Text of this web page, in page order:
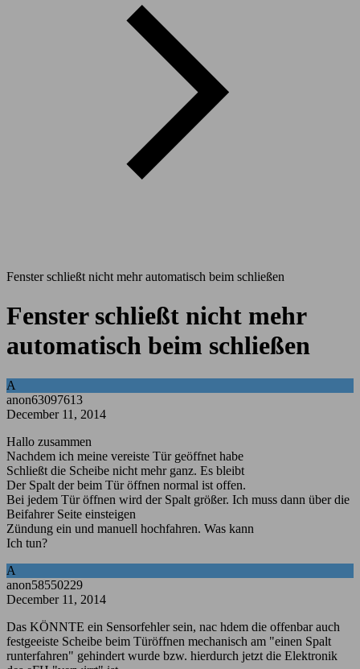
Fenster schließt nicht mehr automatisch beim schließen
Fenster schließt nicht mehr
automatisch beim schließen
A
anon63097613
December 11, 2014
Hallo zusammen
Nachdem ich meine vereiste Tür geöffnet habe
Schließt die Scheibe nicht mehr ganz. Es bleibt
Der Spalt der beim Tür öffnen normal ist offen.
Bei jedem Tür öffnen wird der Spalt größer. Ich muss dann über die
Beifahrer Seite einsteigen
Zündung ein und manuell hochfahren. Was kann
Ich tun?
A
anon58550229
December 11, 2014
Das KÖNNTE ein Sensorfehler sein, nac hdem die offenbar auch
festgeeiste Scheibe beim Türöffnen mechanisch am "einen Spalt
runterfahren" gehindert wurde bzw. hierdurch jetzt die Elektronik